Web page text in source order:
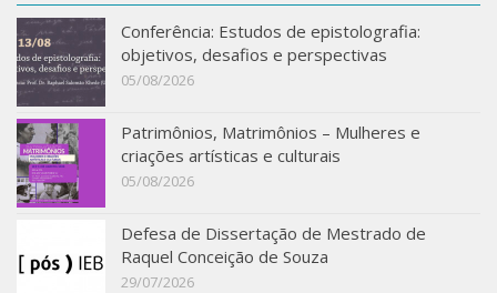
Informe IEB
Livros publicados
MarioScriptor
Revista do IEB
English
Collection
IEB Archive
Conferência: Estudos de epistolografia:
objetivos, desafios e perspectivas
05/08/2026
Patrimônios, Matrimônios – Mulheres e
criações artísticas e culturais
05/08/2026
Defesa de Dissertação de Mestrado de
Raquel Conceição de Souza
29/07/2026